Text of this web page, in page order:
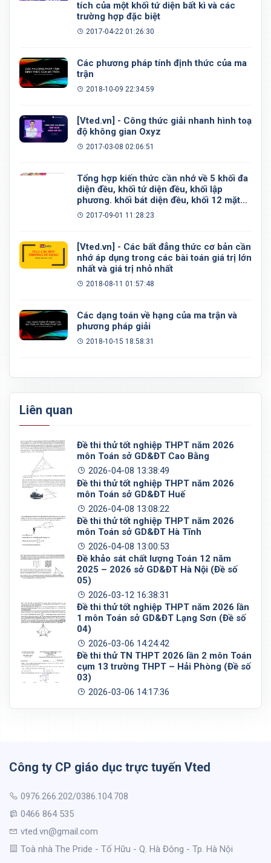
tích của một khối tứ diện bất kì và các
trường hợp đặc biệt
2017-04-22 01:26:30
Các phương pháp tính định thức của ma
trận
2018-10-09 22:34:59
[Vted.vn] - Công thức giải nhanh hình toạ
độ không gian Oxyz
2017-03-08 02:06:51
Tổng hợp kiến thức cần nhớ về 5 khối đa
diện đều, khối tứ diện đều, khối lập
phương. khối bát diện đều, khối 12 mặt
đều, khối 20 mặt đều
2017-09-01 11:28:23
[Vted.vn] - Các bất đẳng thức cơ bản cần
nhớ áp dụng trong các bài toán giá trị lớn
nhất và giá trị nhỏ nhất
2018-08-11 01:57:48
Các dạng toán về hạng của ma trận và
phương pháp giải
2018-10-15 18:58:31
Liên quan
Đề thi thử tốt nghiệp THPT năm 2026
môn Toán sở GD&ĐT Cao Bằng
2026-04-08 13:38:49
Đề thi thử tốt nghiệp THPT năm 2026
môn Toán sở GD&ĐT Huế
2026-04-08 13:08:22
Đề thi thử tốt nghiệp THPT năm 2026
môn Toán sở GD&ĐT Hà Tĩnh
2026-04-08 13:00:53
Đề khảo sát chất lượng Toán 12 năm
2025 – 2026 sở GD&ĐT Hà Nội (Đề số
05)
2026-03-12 16:38:31
Đề thi thử tốt nghiệp THPT năm 2026 lần
1 môn Toán sở GD&ĐT Lạng Sơn (Đề số
04)
2026-03-06 14:24:42
Đề thi thử TN THPT 2026 lần 2 môn Toán
cụm 13 trường THPT – Hải Phòng (Đề số
03)
2026-03-06 14:17:36
Công ty CP giáo dục trực tuyến Vted
0976.266.202/0386.104.708
0466 864 535
vted.vn@gmail.com
Toà nhà The Pride - Tố Hữu - Q. Hà Đông - Tp. Hà Nội